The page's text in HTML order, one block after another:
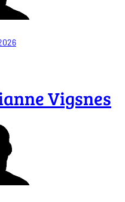
Vigsnes